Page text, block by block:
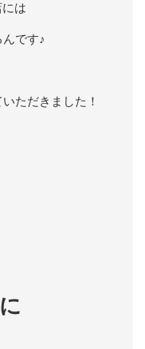
は
です♪
ただきました！